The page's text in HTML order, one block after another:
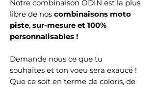
Notre combinaison ODIN est la plus
libre de nos combinaisons moto
piste, sur-mesure et 100%
personnalisables !
Demande nous ce que tu
souhaites et ton voeu sera exaucé !
Que ce soit en terme de coloris, de